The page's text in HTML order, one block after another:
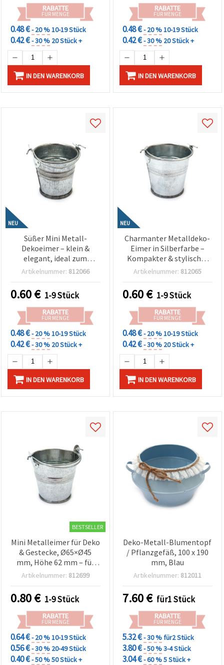
Datenschutzerklärung
Cookie-
Richtlinie
Alle
akzeptieren
Cookie-
RABATTE
FÜR MENGE
0.48 €- 20 %10-19 Stück
0.42 €- 30 % 20 Stück +
IN DEN WARENKORB
RABATTE
FÜR MENGE
0.48 €- 20 %10-19 Stück
0.42 €- 30 % 20 Stück +
IN DEN WARENKORB
NEU
Süßer Mini Metall-
Dekoeimer – klein &
elegant, ideal zum
Basteln und Dekorieren
40x40x30 mm
Artikelnummer: 812066
0.60€ 1-9 Stück
RABATTE
FÜR MENGE
0.48 €- 20 %10-19 Stück
0.42 €- 30 % 20 Stück +
IN DEN WARENKORB
NEU
Charmanter Metalldeko-
Eimer in Silberfarbe –
Kompakter & stylischer
Akzent für Basteln,
Partydekoration – 50~55 x
38~42 x 50~52 mm
Artikelnummer: 812065
0.60€ 1-9 Stück
RABATTE
FÜR MENGE
0.48 €- 20 %10-19 Stück
0.42 €- 30 % 20 Stück +
IN DEN WARENKORB
BESTSELLER
Mini Metalleimer für Deko
& Gestecke, Ø65×Ø45
mm, Höhe 62 mm – für
Blumen, Hochzeitsdeko,
Bastelprojekte
Artikelnummer: 812699
0.80€ 1-9 Stück
RABATTE
FÜR MENGE
0.64 €- 20 %10-19 Stück
0.56 €- 30 % 20-49 Stück
0.40 €- 50 %50 Stück +
Deko-Metall-Blumentopf
/ Pflanzgefäß, 100 x 190
mm, Blau
Artikelnummer: 812011
7.60€ für1 Stück
RABATTE
FÜR MENGE
5.32 €- 30 %für2 Stück
3.80 €- 50 %3-4 Stück
3.04 €- 60 %5 Stück +